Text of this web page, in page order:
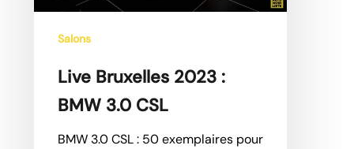
Salons
Live Bruxelles 2023 :
BMW 3.0 CSL
BMW 3.0 CSL : 50 exemplaires pour